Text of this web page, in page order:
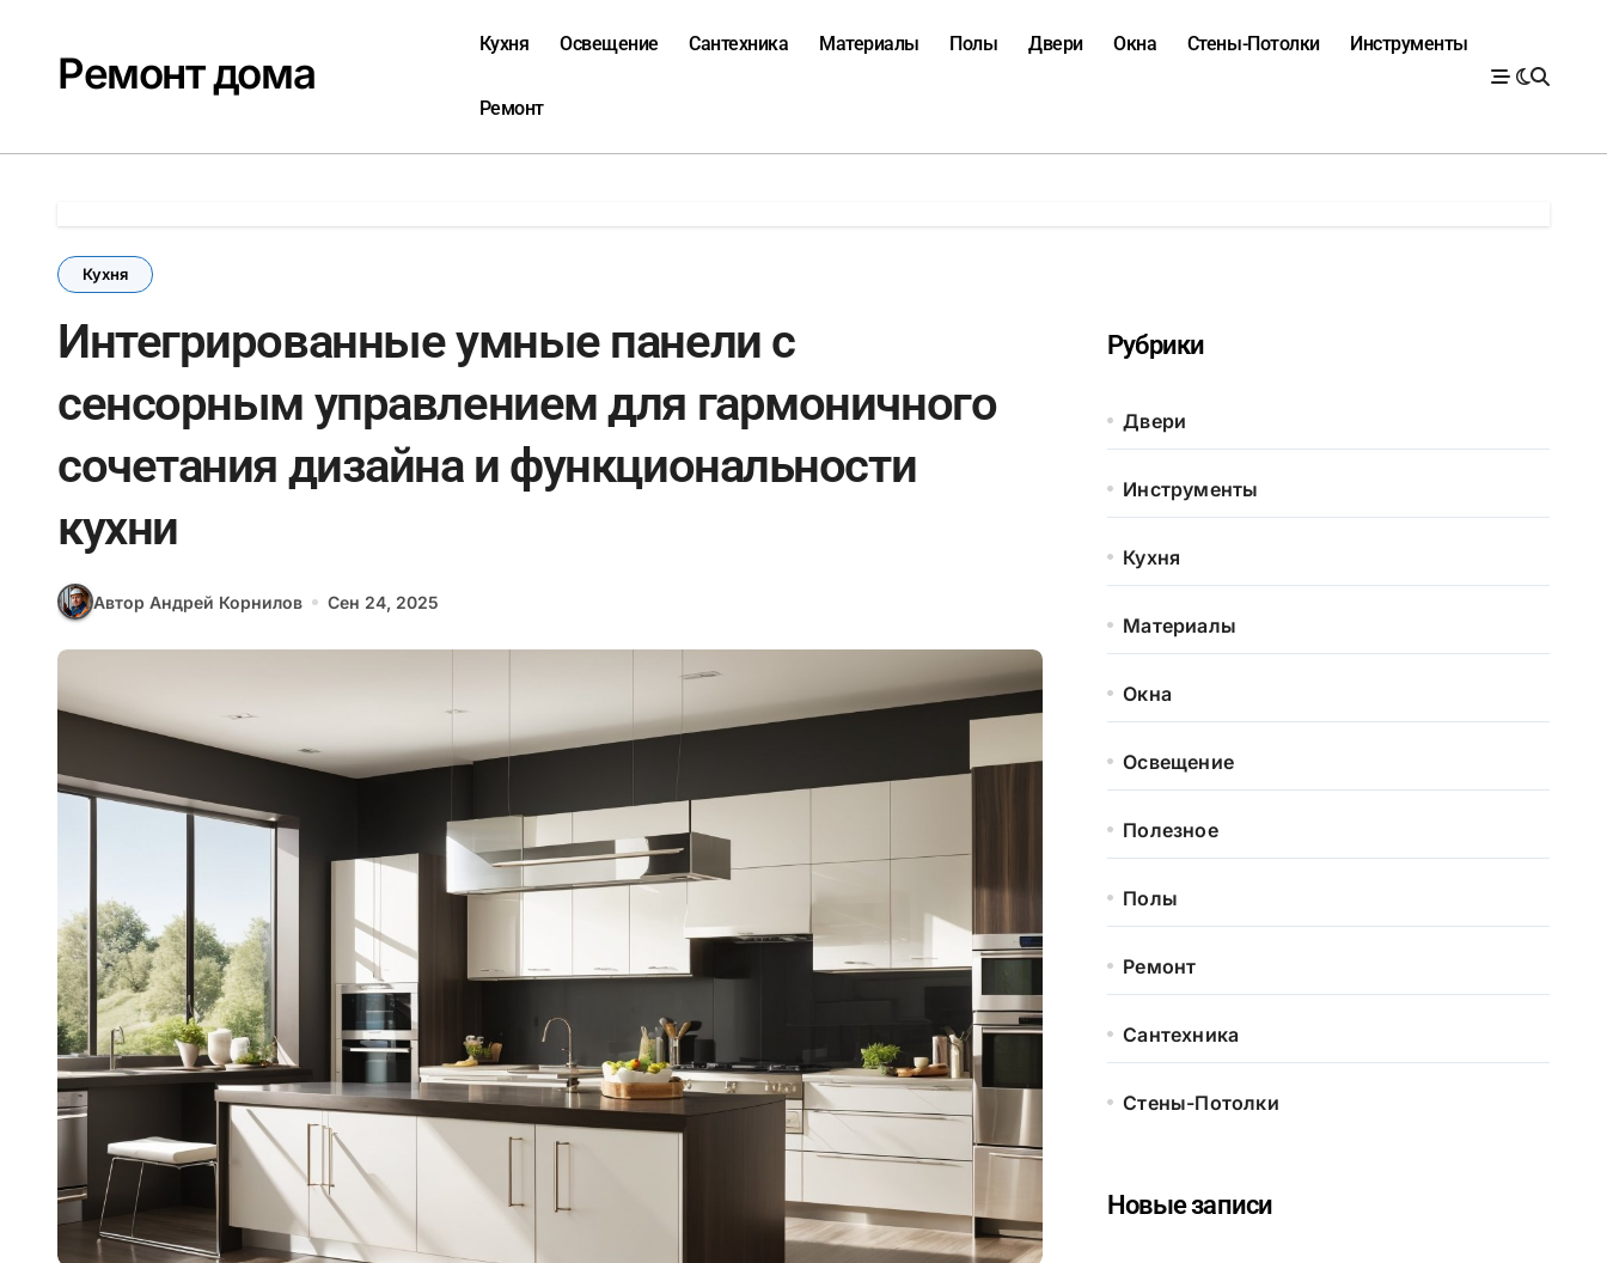
содержаниюРемонт дома
Кухня Освещение Сантехника Материалы Полы Двери Окна Стены-Потолки Инструменты
Ремонт
Кухня
Интегрированные умные панели с
сенсорным управлением для гармоничного
сочетания дизайна и функциональности
кухни
Автор Андрей Корнилов Сен 24, 2025
Рубрики
Двери
Инструменты
Кухня
Материалы
Окна
Освещение
Полезное
Полы
Ремонт
Сантехника
Стены-Потолки
Новые записи